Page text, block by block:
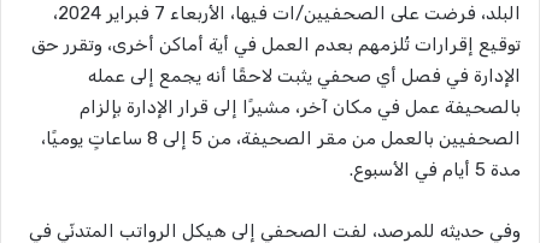
البلد، فرضت على الصحفيين/ات فيها، الأربعاء 7 فبراير 2024،
توقيع إقرارات تُلزمهم بعدم العمل في أية أماكن أخرى، وتقرر حق
الإدارة في فصل أي صحفي يثبت لاحقًا أنه يجمع إلى عمله
بالصحيفة عمل في مكان آخر، مشيرًا إلى قرار الإدارة بإلزام
الصحفيين بالعمل من مقر الصحيفة، من 5 إلى 8 ساعاتٍ يوميًا،
مدة 5 أيام في الأسبوع.
وفي حديثه للمرصد، لفت الصحفي إلى هيكل الرواتب المتدنّي في